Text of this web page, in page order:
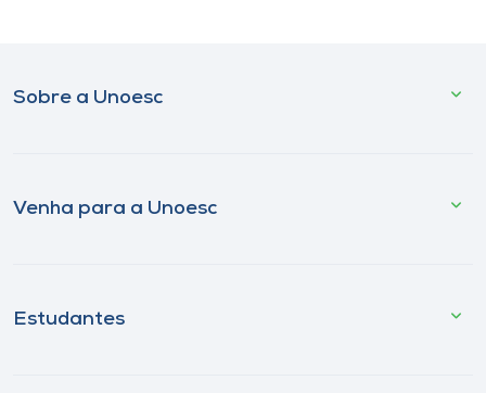
Sobre a Unoesc
Venha para a Unoesc
Estudantes